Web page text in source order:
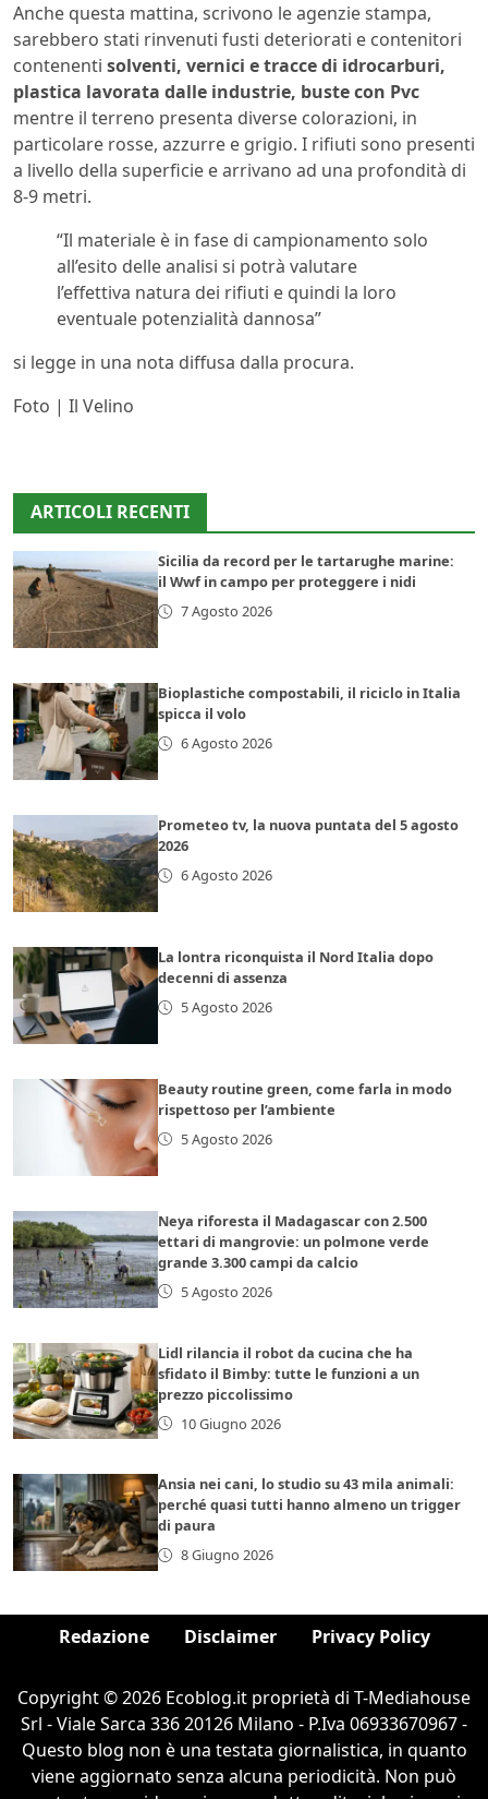
Anche questa mattina, scrivono le agenzie stampa,
sarebbero stati rinvenuti fusti deteriorati e contenitori
contenenti solventi, vernici e tracce di idrocarburi,
plastica lavorata dalle industrie, buste con Pvc
mentre il terreno presenta diverse colorazioni, in
particolare rosse, azzurre e grigio. I rifiuti sono presenti
a livello della superficie e arrivano ad una profondità di
8-9 metri.
“Il materiale è in fase di campionamento solo
all’esito delle analisi si potrà valutare
l’effettiva natura dei rifiuti e quindi la loro
eventuale potenzialità dannosa”
si legge in una nota diffusa dalla procura.
Foto | Il Velino
ARTICOLI RECENTI
Sicilia da record per le tartarughe marine:
il Wwf in campo per proteggere i nidi
7 Agosto 2026
Bioplastiche compostabili, il riciclo in Italia
spicca il volo
6 Agosto 2026
Prometeo tv, la nuova puntata del 5 agosto
2026
6 Agosto 2026
La lontra riconquista il Nord Italia dopo
decenni di assenza
5 Agosto 2026
Beauty routine green, come farla in modo
rispettoso per l’ambiente
5 Agosto 2026
Neya riforesta il Madagascar con 2.500
ettari di mangrovie: un polmone verde
grande 3.300 campi da calcio
5 Agosto 2026
Lidl rilancia il robot da cucina che ha
sfidato il Bimby: tutte le funzioni a un
prezzo piccolissimo
10 Giugno 2026
Ansia nei cani, lo studio su 43 mila animali:
perché quasi tutti hanno almeno un trigger
di paura
8 Giugno 2026
Redazione Disclaimer Privacy Policy
Copyright © 2026 Ecoblog.it proprietà di T-Mediahouse
Srl - Viale Sarca 336 20126 Milano - P.Iva 06933670967 -
Questo blog non è una testata giornalistica, in quanto
viene aggiornato senza alcuna periodicità. Non può